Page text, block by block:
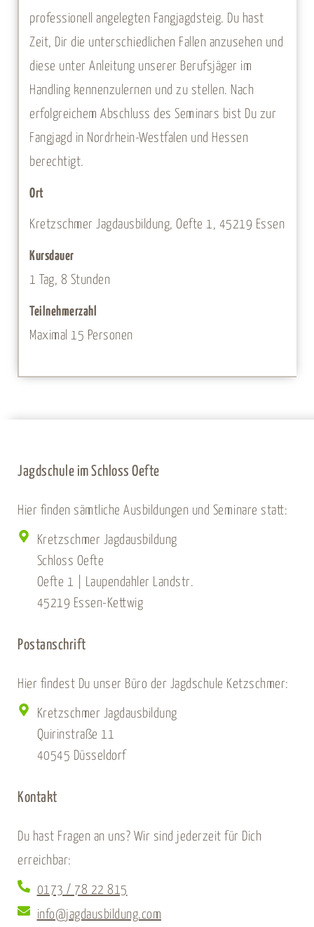
professionell angelegten Fangjagdsteig. Du hast
Zeit, Dir die unterschiedlichen Fallen anzusehen und
diese unter Anleitung unserer Berufsjäger im
Handling kennenzulernen und zu stellen. Nach
erfolgreichem Abschluss des Seminars bist Du zur
Fangjagd in Nordrhein-Westfalen und Hessen
berechtigt.
Ort
Kretzschmer Jagdausbildung, Oefte 1, 45219 Essen
Kursdauer
1 Tag, 8 Stunden
Teilnehmerzahl
Maximal 15 Personen
Jagdschule im Schloss Oefte
Hier finden sämtliche Ausbildungen und Seminare statt:
Kretzschmer Jagdausbildung
Schloss Oefte
Oefte 1 | Laupendahler Landstr.
45219 Essen-Kettwig
Postanschrift
Hier findest Du unser Büro der Jagdschule Ketzschmer:
Kretzschmer Jagdausbildung
Quirinstraße 11
40545 Düsseldorf
Kontakt
Du hast Fragen an uns? Wir sind jederzeit für Dich
erreichbar:
0173 / 78 22 815
info@jagdausbildung.com